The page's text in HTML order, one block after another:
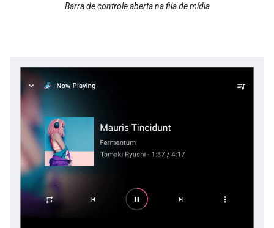
Barra de controle aberta na fila de mídia